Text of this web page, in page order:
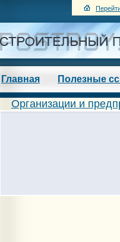
Главная Полезные
Организации и